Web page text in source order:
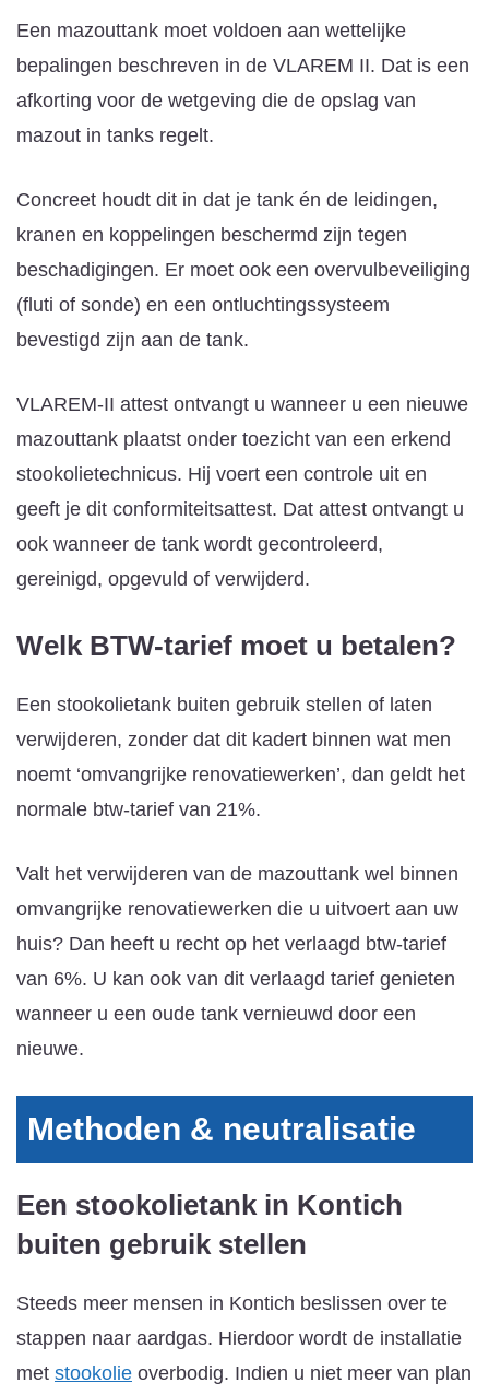
Een mazouttank moet voldoen aan wettelijke
bepalingen beschreven in de VLAREM II. Dat is een
afkorting voor de wetgeving die de opslag van
mazout in tanks regelt.
Concreet houdt dit in dat je tank én de leidingen,
kranen en koppelingen beschermd zijn tegen
beschadigingen. Er moet ook een overvulbeveiliging
(fluti of sonde) en een ontluchtingssysteem
bevestigd zijn aan de tank.
VLAREM-II attest ontvangt u wanneer u een nieuwe
mazouttank plaatst onder toezicht van een erkend
stookolietechnicus. Hij voert een controle uit en
geeft je dit conformiteitsattest. Dat attest ontvangt u
ook wanneer de tank wordt gecontroleerd,
gereinigd, opgevuld of verwijderd.
Welk BTW-tarief moet u betalen?
Een stookolietank buiten gebruik stellen of laten
verwijderen, zonder dat dit kadert binnen wat men
noemt ‘omvangrijke renovatiewerken’, dan geldt het
normale btw-tarief van 21%.
Valt het verwijderen van de mazouttank wel binnen
omvangrijke renovatiewerken die u uitvoert aan uw
huis? Dan heeft u recht op het verlaagd btw-tarief
van 6%. U kan ook van dit verlaagd tarief genieten
wanneer u een oude tank vernieuwd door een
nieuwe.
Methoden & neutralisatie
Een stookolietank in Kontich
buiten gebruik stellen
Steeds meer mensen in Kontich beslissen over te
stappen naar aardgas. Hierdoor wordt de installatie
met stookolie overbodig. Indien u niet meer van plan